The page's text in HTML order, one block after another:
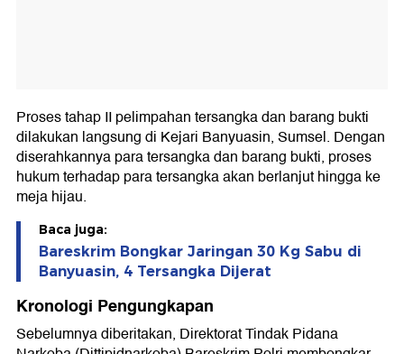
Proses tahap II pelimpahan tersangka dan barang bukti
dilakukan langsung di Kejari Banyuasin, Sumsel. Dengan
diserahkannya para tersangka dan barang bukti, proses
hukum terhadap para tersangka akan berlanjut hingga ke
meja hijau.
Baca juga:
Bareskrim Bongkar Jaringan 30 Kg Sabu di
Banyuasin, 4 Tersangka Dijerat
Kronologi Pengungkapan
Sebelumnya diberitakan, Direktorat Tindak Pidana